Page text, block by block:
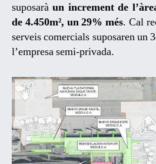
suposaràun increment de
de 4.450m², un 29% més. Cal
serveis comercials suposaren un
l’empresa semi-privada.